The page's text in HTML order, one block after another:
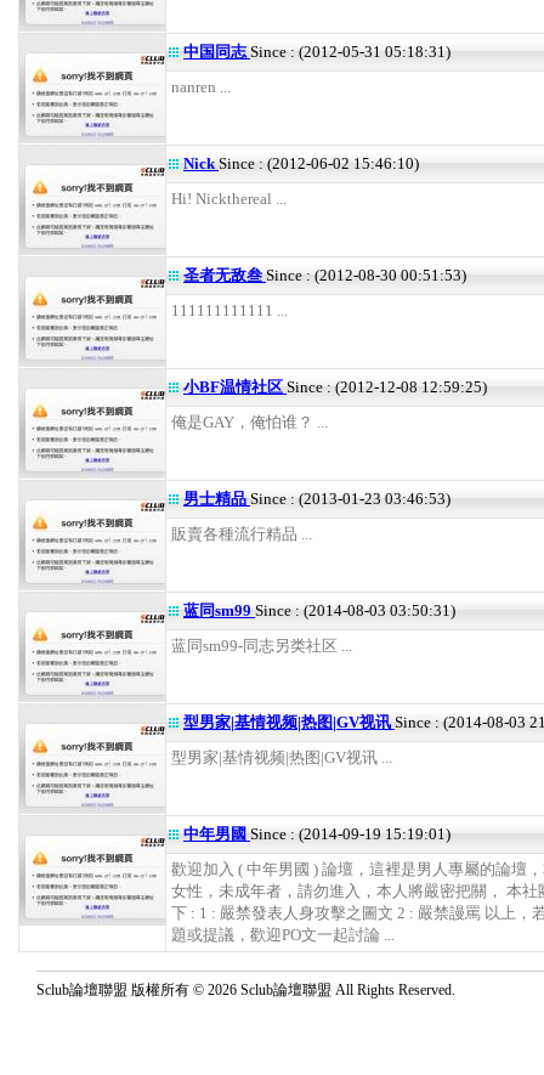
中国同志Since : (2012-05-31 05:18:31)
nanren ...
NickSince : (2012-06-02 15:46:10)
Hi! Nickthereal ...
圣者无敌叁 Since : (2012-08-30 00:51:53)
111111111111 ...
小BF温情社区 Since : (2012-12-08 12:59:25)
俺是GAY，俺怕谁？ ...
男士精品 Since : (2013-01-23 03:46:53)
販賣各種流行精品 ...
蓝同sm99 Since : (2014-08-03 03:50:31)
蓝同sm99-同志另类社区 ...
型男家|基情视频|热图|GV视讯Since : (2014-08-03
型男家|基情视频|热图|GV视讯 ...
中年男國 Since : (2014-09-19 15:19:01)
歡迎加入 ( 中年男國 ) 論壇，這裡是男人專屬的論壇
女性，未成年者，請勿進入，本人將嚴密把關， 本社
下 : 1 : 嚴禁發表人身攻擊之圖文 2 : 嚴禁謾罵 以上，
題或提議，歡迎PO文一起討論 ...
Sclub論壇聯盟 版權所有 © 2026 Sclub論壇聯盟 All Rights Reserved.